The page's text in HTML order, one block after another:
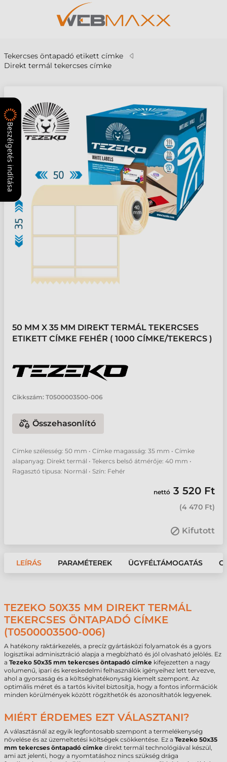
Tekercses öntapadó etikett címke
Direkt termál tekercses címke
50 MM X 35 MM DIREKT TERMÁL TEKERCSES
ETIKETT CÍMKE FEHÉR ( 1000 CÍMKE/TEKERCS )
Cikkszám: T0500003500-006
Összehasonlító
Címke szélesség: 50 mm • Címke magasság: 35 mm • Címke
alapanyag: Direkt termál • Tekercs belső átmérője: 40 mm •
Ragasztó típusa: Normál • Szín: Fehér
nettó 3 520 Ft
(4 470 Ft)
Kifutott
LEÍRÁS PARAMÉTEREK ÜGYFÉLTÁMOGATÁS
TEZEKO 50X35 MM DIREKT TERMÁL
TEKERCSES ÖNTAPADÓ CÍMKE
(T0500003500-006)
A hatékony raktárkezelés, a precíz gyártásközi folyamatok és a gyors
logisztikai adminisztráció alapja a megbízható és jól olvasható jelölés. Ez
a Tezeko 50x35 mm tekercses öntapadó címke kifejezetten a nagy
volumenű, ipari és kereskedelmi felhasználók igényeihez lett tervezve,
ahol a gyorsaság és a költséghatékonyság kiemelt szempont. Az
optimális méret és a tartós kivitel biztosítja, hogy a fontos információk
minden körülmények között rögzíthetők és azonosíthatók legyenek.
MIÉRT ÉRDEMES EZT VÁLASZTANI?
A választásnál az egyik legfontosabb szempont a termelékenység
növelése és az üzemeltetési költségek csökkentése. Ez a Tezeko 50x35
mm tekercses öntapadó címke direkt termál technológiával készül,
ami azt jelenti, hogy a nyomtatáshoz nincs szükség drága
Beszélgetés indítása